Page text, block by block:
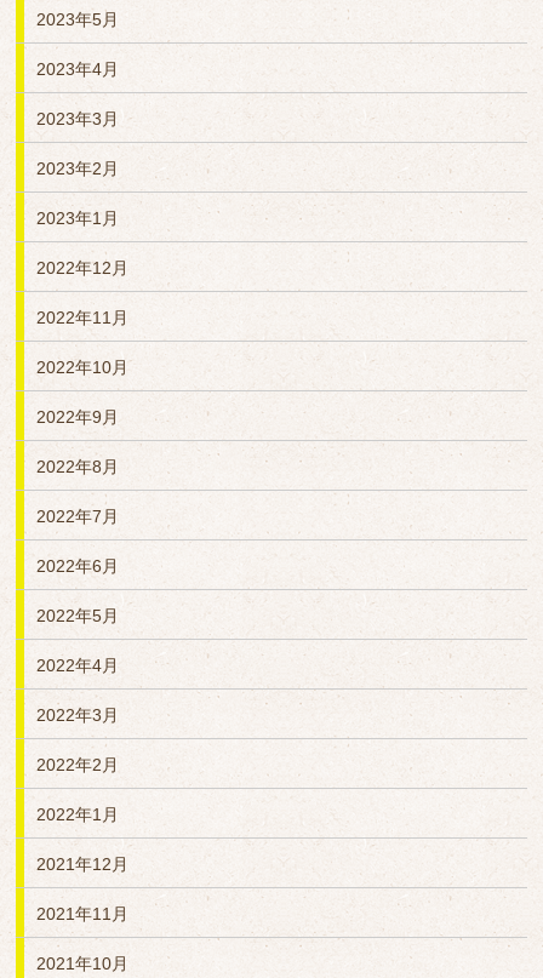
2023年5月
2023年4月
2023年3月
2023年2月
2023年1月
2022年12月
2022年11月
2022年10月
2022年9月
2022年8月
2022年7月
2022年6月
2022年5月
2022年4月
2022年3月
2022年2月
2022年1月
2021年12月
2021年11月
2021年10月